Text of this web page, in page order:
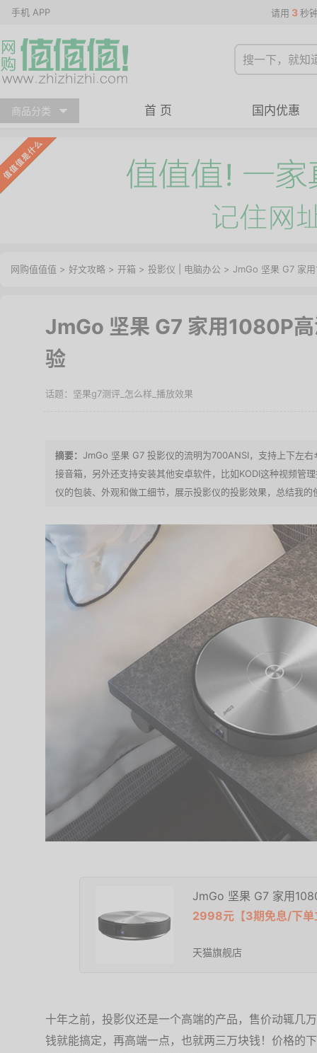
手机 APP 请用 3 秒
商品分类 首 页 国内优惠
网购值值值 > 好文攻略 > 开箱 > 投影仪 电脑办公 > JmGo 坚果 G7 家
JmGo 坚果 G7 家用1080P
验
坚果g7测评_怎么样_播放效果
JmGo 坚果 G7 投影仪的流明为700ANSI，支持上下左
接音箱，另外还支持安装其他安卓软件，比如KODI这种视频管
仪的包装、外观和做工细节，展示投影仪的投影效果，总结我的
JmGo 坚果 G7 家用
2998元【3期免息/下
天猫旗舰店
十年之前，投影仪还是一个高端的产品，售价动辄几
钱就能搞定，再高端一点，也就两三万块钱！价格的